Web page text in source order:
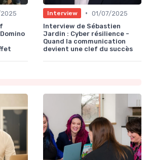
Interview • 01/07/2025
Interview de Sébastien
Jardin : Cyber résilience -
Quand la communication
devient une clef du succès